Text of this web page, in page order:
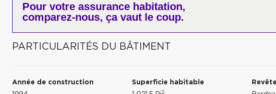
Pour votre assurance habitation,
comparez-nous, ça vaut le coup.
PARTICULARITÉS DU BÂTIMENT
Année de construction
Superficie habitable
2